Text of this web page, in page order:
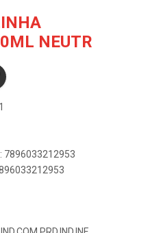
NEUTR
7896033212953